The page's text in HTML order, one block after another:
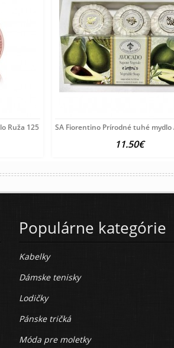
Ruža 125 g SA Fiorentino Prírodné tuhé mydlo
11.50€
Populárne kategórie
Kabelky
Dámske tenisky
Lodičky
Pánske tričká
Móda pre moletky